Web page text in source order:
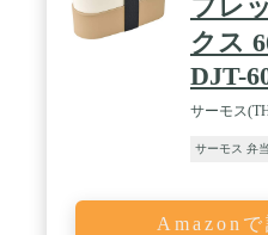
フレ
クス
DJT-
サーモス
サーモス 弁
Amazonで